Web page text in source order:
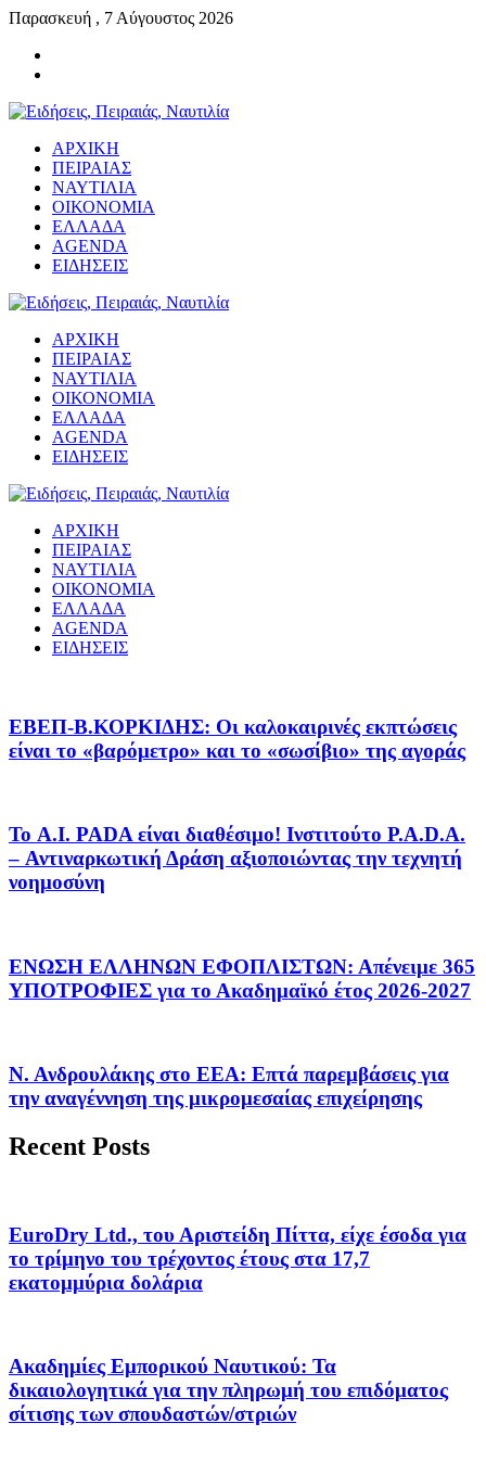
Παρασκευή , 7 Αύγουστος 2026
ΑΡΧΙΚΗ
ΠΕΙΡΑΙΑΣ
ΝΑΥΤΙΛΙΑ
ΟΙΚΟΝΟΜΙΑ
ΕΛΛΑΔΑ
AGENDA
ΕΙΔΗΣΕΙΣ
ΑΡΧΙΚΗ
ΠΕΙΡΑΙΑΣ
ΝΑΥΤΙΛΙΑ
ΟΙΚΟΝΟΜΙΑ
ΕΛΛΑΔΑ
AGENDA
ΕΙΔΗΣΕΙΣ
ΑΡΧΙΚΗ
ΠΕΙΡΑΙΑΣ
ΝΑΥΤΙΛΙΑ
ΟΙΚΟΝΟΜΙΑ
ΕΛΛΑΔΑ
AGENDA
ΕΙΔΗΣΕΙΣ
EΒΕΠ-Β.ΚΟΡΚΙΔΗΣ: Οι καλοκαιρινές εκπτώσεις
είναι το «βαρόμετρο» και το «σωσίβιο» της αγοράς
Το A.I. PADA είναι διαθέσιμο! Ινστιτούτο P.A.D.A.
– Αντιναρκωτική Δράση αξιοποιώντας την τεχνητή
νοημοσύνη
ΕΝΩΣΗ ΕΛΛΗΝΩΝ ΕΦΟΠΛΙΣΤΩΝ: Απένειμε 365
ΥΠΟΤΡΟΦΙΕΣ για το Ακαδημαϊκό έτος 2026-2027
Ν. Ανδρουλάκης στο ΕΕΑ: Επτά παρεμβάσεις για
την αναγέννηση της μικρομεσαίας επιχείρησης
Recent Posts
EuroDry Ltd., του Αριστείδη Πίττα, είχε έσοδα για
το τρίμηνο του τρέχοντος έτους στα 17,7
εκατομμύρια δολάρια
Ακαδημίες Εμπορικού Ναυτικού: Τα
δικαιολογητικά για την πληρωμή του επιδόματος
σίτισης των σπουδαστών/στριών